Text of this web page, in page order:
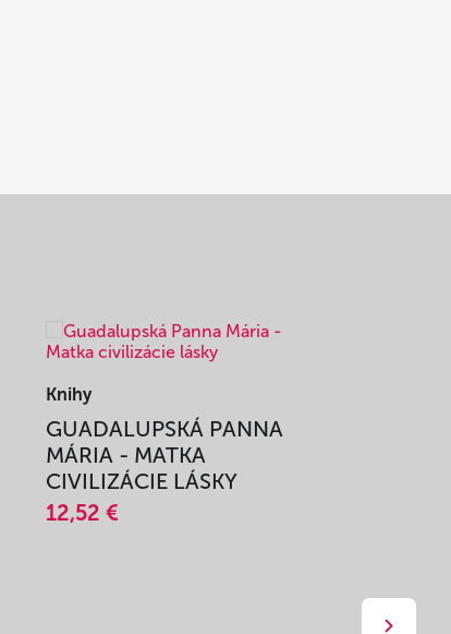
Knihy
GUADALUPSKÁ PANNA
MÁRIA - MATKA
CIVILIZÁCIE LÁSKY
12,52 €